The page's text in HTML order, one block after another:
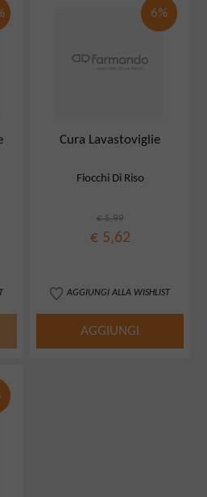
6%
Cura Lavastoviglie
Fiocchi Di Riso
€ 5,99
€ 5,62
AGGIUNGI ALLA WISHLIST
AGGIUNGI